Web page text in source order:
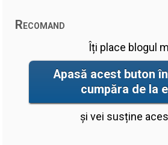
Recomand
Îți place blogul
Apasă acest buton
cumpăra de la
și vei susține